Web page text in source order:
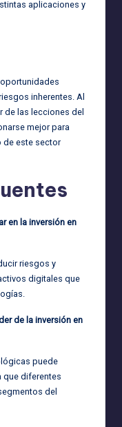
aplicaciones y
inherentes. Al
de las lecciones del
mejor para
de este sector
en la inversión en
riesgos y
digitales que
de la inversión en
puede
que diferentes
del